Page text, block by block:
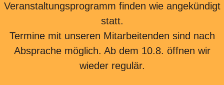
Veranstaltungsprogramm finden wie angekündigt
statt.
Termine mit unseren Mitarbeitenden sind nach
Absprache möglich. Ab dem 10.8. öffnen wir
wieder regulär.